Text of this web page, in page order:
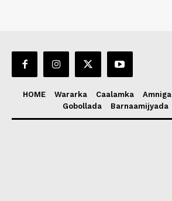
HOME Wararka Caalamka Amniga
Gobollada
Barnaamijyada